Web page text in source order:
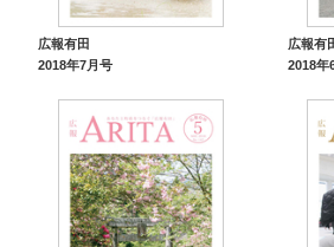
広報有田
2018年7月号
広報有
2018年